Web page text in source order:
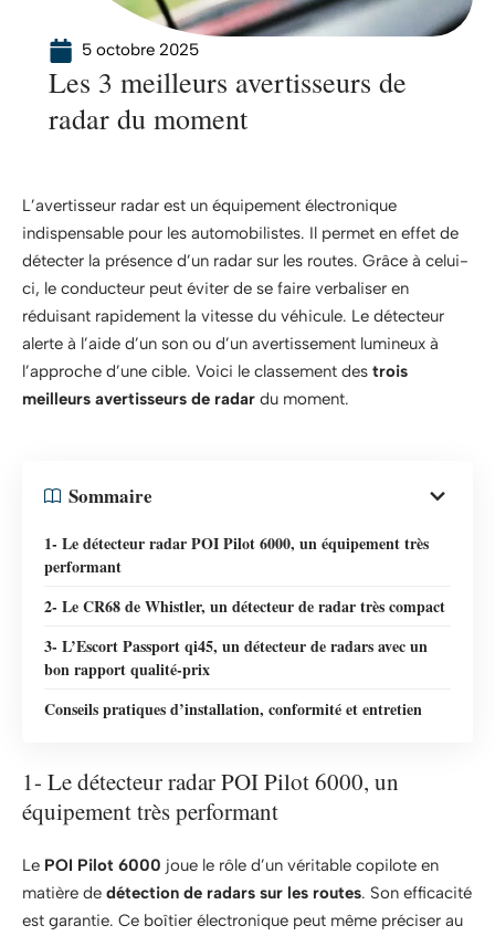
5 octobre 2025
Les 3 meilleurs avertisseurs de
radar du moment
L’avertisseur radar est un équipement électronique
indispensable pour les automobilistes. Il permet en effet de
détecter la présence d’un radar sur les routes. Grâce à celui-
ci, le conducteur peut éviter de se faire verbaliser en
réduisant rapidement la vitesse du véhicule. Le détecteur
alerte à l’aide d’un son ou d’un avertissement lumineux à
l’approche d’une cible. Voici le classement des trois
meilleurs avertisseurs de radar du moment.
Sommaire
1- Le détecteur radar POI Pilot 6000, un équipement très
performant
2- Le CR68 de Whistler, un détecteur de radar très compact
3- L’Escort Passport qi45, un détecteur de radars avec un
bon rapport qualité-prix
Conseils pratiques d’installation, conformité et entretien
1- Le détecteur radar POI Pilot 6000, un
équipement très performant
Le POI Pilot 6000 joue le rôle d’un véritable copilote en
matière de détection de radars sur les routes. Son efficacité
est garantie. Ce boîtier électronique peut même préciser au